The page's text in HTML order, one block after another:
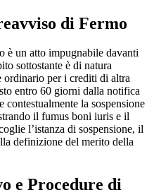
di Fermo
è un atto impugnabile davanti
sottostante è di natura
ordinario per i crediti di altra
entro 60 giorni dalla notifica
la sospensione
il fumus boni iuris e il
l’istanza di sospensione, il
definizione del merito della
e Procedure di